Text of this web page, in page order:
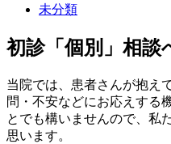
未分類
初診「個別」相談
当院では、患者さんが抱え
問・不安などにお応えする
とでも構いませんので、私
思います。